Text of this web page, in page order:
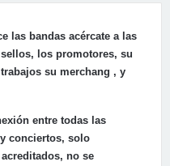
las bandas acércate a las
los promotores, su
su merchang , y
entre todas las
conciertos, solo
no se